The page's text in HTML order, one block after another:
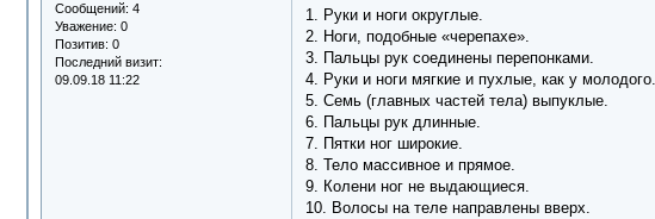
Сообщений: 4
Уважение: 0
Позитив: 0
Последний визит:
09.09.18 11:22
1. Руки и ноги округлые.
2. Ноги, подобные «черепахе».
3. Пальцы рук соединены перепонками.
4. Руки и ноги мягкие и пухлые, как у молодого.
5. Семь (главных частей тела) выпуклые.
6. Пальцы рук длинные.
7. Пятки ног широкие.
8. Тело массивное и прямое.
9. Колени ног не выдающиеся.
10. Волосы на теле направлены вверх.